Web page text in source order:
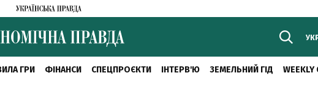
ГРИ ФІНАНСИ СПЕЦПРОЄКТИ ІНТЕРВ'Ю ЗЕМЕЛЬНИЙ ГІД WEEKLY